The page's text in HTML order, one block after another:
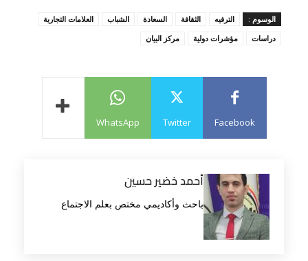
الوسوم : الترفيه الثقافة السعادة الشباب
العلامات التجارية
دراسات
مؤشرات دولية مركز البيان
Facebook
Twitter
WhatsApp
أحمد خضير حسين
باحث وأكاديمي مختص بعلم الاجتماع